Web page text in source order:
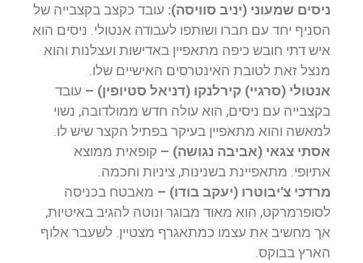
ניסים שמעוני (יניב סוויסה): עובד כקצב בקצבייה של
הסניף יחד עם חברו ושותפו לעבודה אנטולי. ניסים הוא
איש דתי חובש כיפה מתאפיין באדישות ועצלנות והוא
מנצל זאת לטובת האינטרסים האישיים שלו.
אנטולי (סרגיי) קירלנקו (דניאל סטיופין) – עובד
בקצבייה עם ניסים, הוא עולה חדש ממולדובה, נשוי
למאשה והוא מתאפיין בעיקר בפתיל הקצר שיש לו.
אסתי צגאי (אביבה נגושה) – קופאית ממוצא
אתיופי. מתאפיינת בשנינות, ציניות וחכמה.
מרדכי צ'יבוטרו (יעקב בודו) – מאבטח בכניסה
לסופרמרקט, הוא מאוד מבוגר ונוטה להגיב באיטיות,
אך מחשיב את עצמו כמתאגרף מצטיין. לשעבר אלוף
הארץ בבוקס.